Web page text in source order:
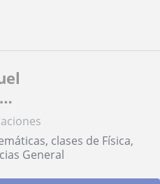
clases de Física,
General